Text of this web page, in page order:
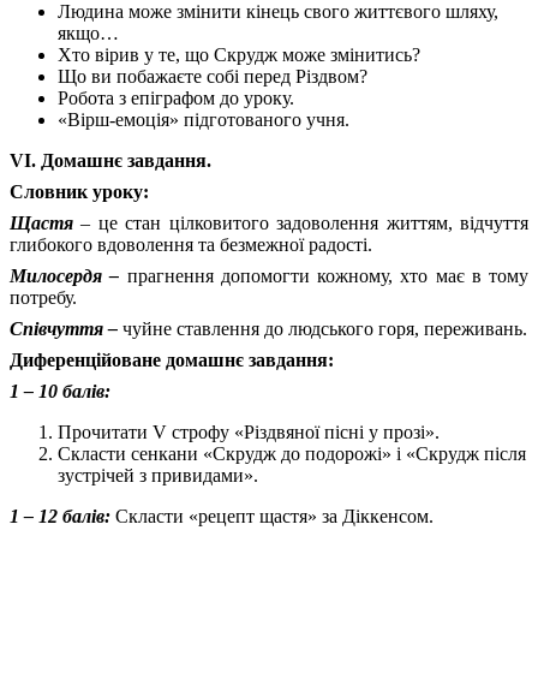
Людина може змінити кінець свого життєвого шляху,
якщо…
Хто вірив у те, що Скрудж може змінитись?
Що ви побажаєте собі перед Різдвом?
Робота з епіграфом до уроку.
«Вірш-емоція» підготованого учня.
VІ. Домашнє завдання.
Словник уроку:
Щастя – це стан цілковитого задоволення життям, відчуття
глибокого вдоволення та безмежної радості.
Милосердя – прагнення допомогти кожному, хто має в тому
потребу.
Співчуття – чуйне ставлення до людського горя, переживань.
Диференційоване домашнє завдання:
1 – 10 балів:
Прочитати V строфу «Різдвяної пісні у прозі».
Скласти сенкани «Скрудж до подорожі» і «Скрудж після
зустрічей з привидами».
1 – 12 балів: Скласти «рецепт щастя» за Діккенсом.